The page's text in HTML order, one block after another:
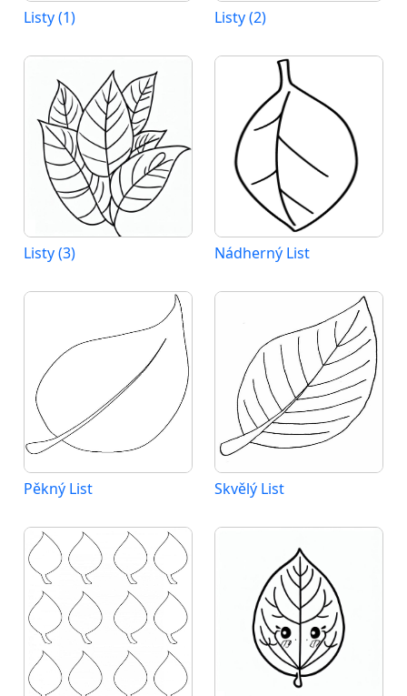
Listy (1) Listy (2)
Listy (3) Nádherný List
Pěkný List Skvělý List